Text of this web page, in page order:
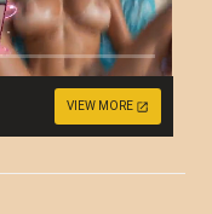
VIEW MORE